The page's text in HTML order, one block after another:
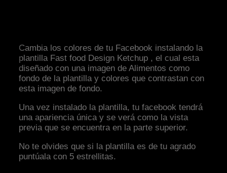
Cambia los colores de tu Facebook instalando la
plantilla Fast food Design Ketchup , el cual esta
diseñado con una imagen de Alimentos como
fondo de la plantilla y colores que contrastan con
esta imagen de fondo.
Una vez instalado la plantilla, tu facebook tendrá
una apariencia única y se verá como la vista
previa que se encuentra en la parte superior.
No te olvides que si la plantilla es de tu agrado
puntúala con 5 estrellitas.